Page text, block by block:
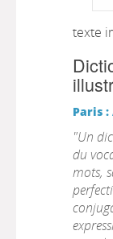
texte
Paris :
"Un
du
mots,